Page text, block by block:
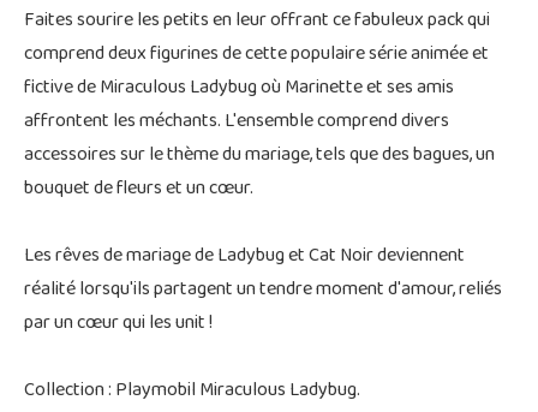
Faites sourire les petits en leur offrant ce fabuleux pack qui
comprend deux figurines de cette populaire série animée et
fictive de Miraculous Ladybug où Marinette et ses amis
affrontent les méchants. L'ensemble comprend divers
accessoires sur le thème du mariage, tels que des bagues, un
bouquet de fleurs et un cœur.
Les rêves de mariage de Ladybug et Cat Noir deviennent
réalité lorsqu'ils partagent un tendre moment d'amour, reliés
par un cœur qui les unit !
Collection : Playmobil Miraculous Ladybug.